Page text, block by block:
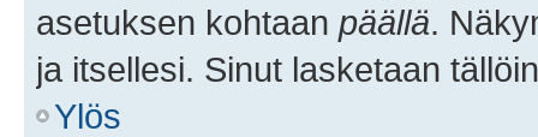
asetuksen kohtaan päällä.
ja itsellesi. Sinut lasketaan
Ylös